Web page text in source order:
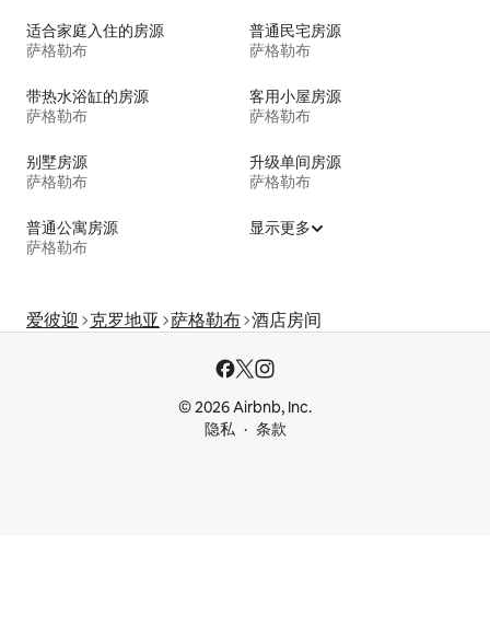
适合家庭入住的房源
萨格勒布
普通民宅房源
萨格勒布
带热水浴缸的房源
萨格勒布
客用小屋房源
萨格勒布
别墅房源
萨格勒布
升级单间房源
萨格勒布
普通公寓房源
萨格勒布
显示更多
爱彼迎 克罗地亚 萨格勒布 酒店房间
© 2026 Airbnb, Inc.
隐私
条款